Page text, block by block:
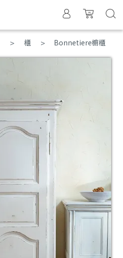
> 櫃 Bonnetiere櫥櫃